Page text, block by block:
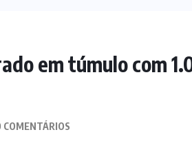
em túmulo com
COMENTÁRIOS